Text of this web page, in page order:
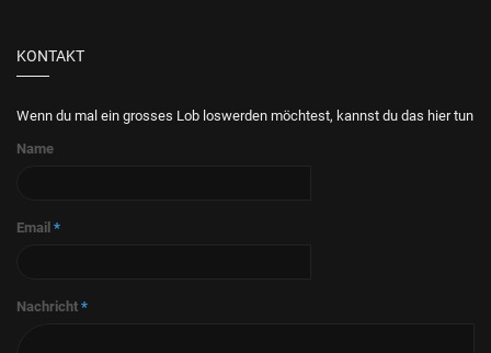
KONTAKT
Wenn du mal ein grosses Lob loswerden möchtest, kannst du das hier tun
Name
Email *
Nachricht *